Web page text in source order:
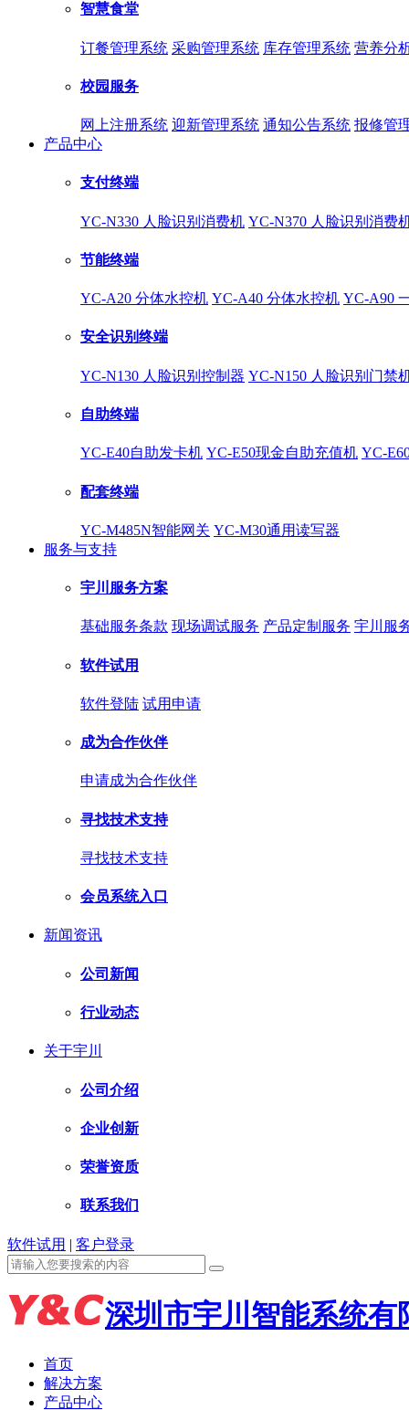
智慧食堂
订餐管理系统 采购管理系统 库存管理系统 营养分
校园服务
网上注册系统 迎新管理系统 通知公告系统 报修管
产品中心
支付终端
YC-N330 人脸识别消费机 YC-N370 人脸识别消费
节能终端
YC-A20 分体水控机 YC-A40 分体水控机 YC-A90
安全识别终端
YC-N130 人脸识别控制器 YC-N150 人脸识别门禁
自助终端
YC-E40自助发卡机 YC-E50现金自助充值机 YC-
配套终端
YC-M485N智能网关 YC-M30通用读写器
服务与支持
宇川服务方案
基础服务条款 现场调试服务 产品定制服务 宇川服
软件试用
软件登陆 试用申请
成为合作伙伴
申请成为合作伙伴
寻找技术支持
寻找技术支持
会员系统入口
新闻资讯
公司新闻
行业动态
关于宇川
公司介绍
企业创新
荣誉资质
联系我们
软件试用 | 客户登录
深圳市宇川智能系统有
首页
解决方案
产品中心